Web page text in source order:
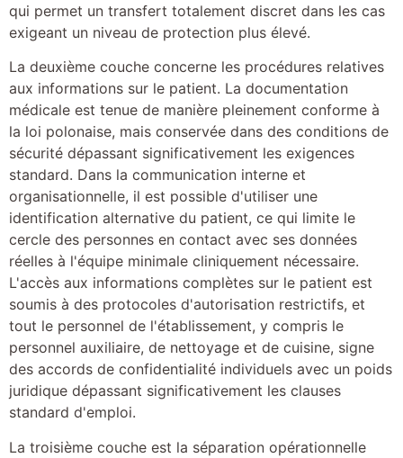
qui permet un transfert totalement discret dans les cas
exigeant un niveau de protection plus élevé.
La deuxième couche concerne les procédures relatives
aux informations sur le patient. La documentation
médicale est tenue de manière pleinement conforme à
la loi polonaise, mais conservée dans des conditions de
sécurité dépassant significativement les exigences
standard. Dans la communication interne et
organisationnelle, il est possible d'utiliser une
identification alternative du patient, ce qui limite le
cercle des personnes en contact avec ses données
réelles à l'équipe minimale cliniquement nécessaire.
L'accès aux informations complètes sur le patient est
soumis à des protocoles d'autorisation restrictifs, et
tout le personnel de l'établissement, y compris le
personnel auxiliaire, de nettoyage et de cuisine, signe
des accords de confidentialité individuels avec un poids
juridique dépassant significativement les clauses
standard d'emploi.
La troisième couche est la séparation opérationnelle